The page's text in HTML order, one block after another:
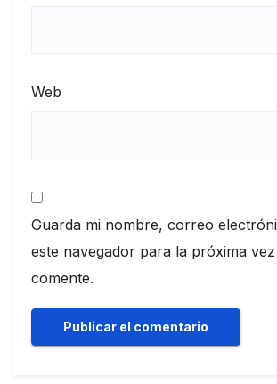
Web
Guarda mi nombre, correo
este navegador para la próxima
comente.